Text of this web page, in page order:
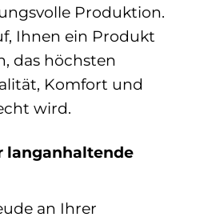
Produktion.
Ihnen ein Produkt
das höchsten
Komfort und
wird.
langanhaltende
an Ihrer